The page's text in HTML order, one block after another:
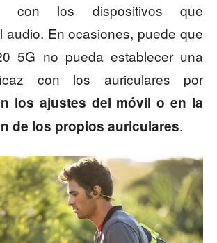
con los dispositivos que
audio. En ocasiones, puede que
5G no pueda establecer una
con los auriculares por
los ajustes del móvil o en la
de los propios auriculares.